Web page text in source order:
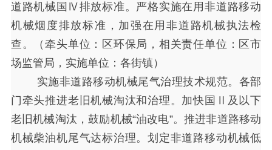
道路机械国 Ⅳ排放标准。严格实施在用非道路移动
机械烟度排放标准，加强在用非道路机械执法检
查。（牵头单位：区环保局，相关责任单位：区市
场监管局，实施单位：各街镇）
实施非道路移动机械尾气治理技术规范。各部
门牵头推进老旧机械淘汰和治理。加快国 Ⅱ及以下
老旧机械淘汰，鼓励机械“油改电”。推进非道路移动
机械柴油机尾气达标治理。划定非道路移动机械低